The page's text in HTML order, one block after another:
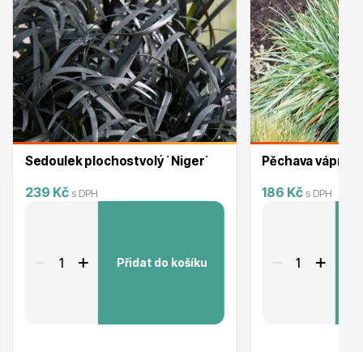
Trvalky
Sedoulek plochostvolý ´Niger´
239 Kč s DPH
Přidat do košíku
Pěchava
186 Kč s DPH